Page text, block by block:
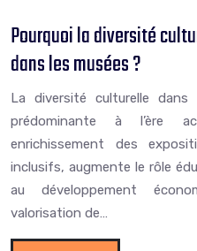
Pourquoi la diversité
dans les musées ?
La diversité culturelle
prédominante à l’ère
enrichissement des
inclusifs, augmente le rôle
au développement
valorisation de…